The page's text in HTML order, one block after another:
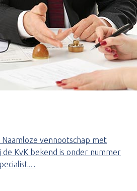
Naamloze vennootschap met
KvK bekend is onder nummer